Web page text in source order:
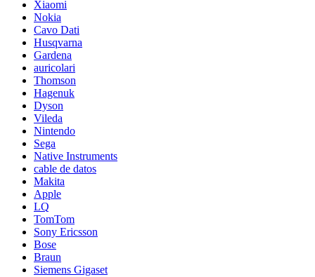
Xiaomi
Nokia
Cavo Dati
Husqvarna
Gardena
auricolari
Thomson
Hagenuk
Dyson
Vileda
Nintendo
Sega
Native Instruments
cable de datos
Makita
Apple
LQ
TomTom
Sony Ericsson
Bose
Braun
Siemens Gigaset